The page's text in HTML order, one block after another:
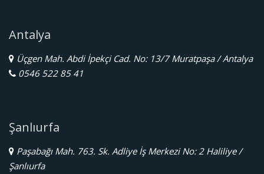
Antalya
Üçgen Mah. Abdi İpekçi Cad. No: 13/7 Muratpaşa / Antalya
0546 522 85 41
Şanlıurfa
Paşabağı Mah. 763. Sk. Adliye İş Merkezi No: 2 Haliliye /
Şanlıurfa